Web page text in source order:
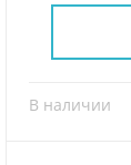
В наличии